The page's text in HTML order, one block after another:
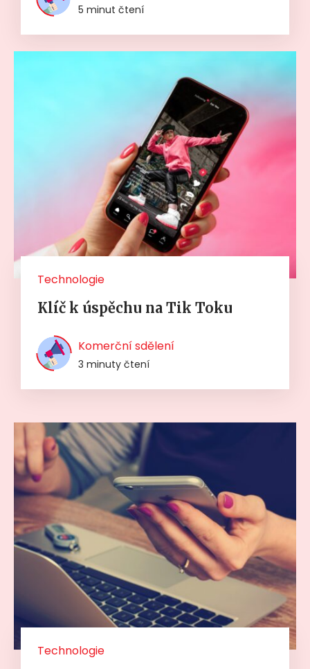
5 minut čtení
Technologie
Klíč k úspěchu na Tik Toku
Komerční sdělení
3 minuty čtení
Technologie